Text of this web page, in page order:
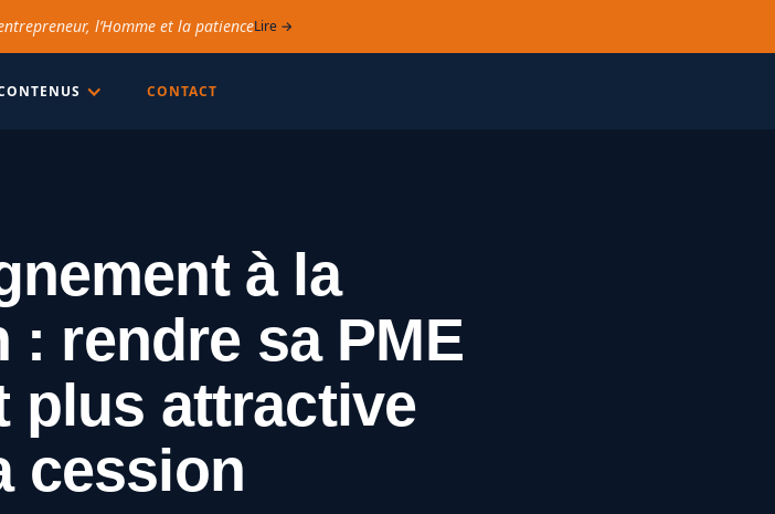
l’Homme et la patienceLire →
CONTACT
à la
rendre sa PME
plus attractive
cession